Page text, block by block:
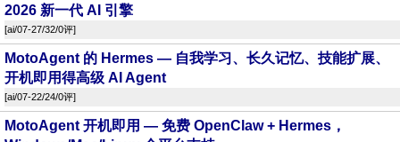
2026 新一代 AI 引擎
[ai/07-27/32/0评]
MotoAgent 的 Hermes — 自我学习、长久记忆、技能扩展、
开机即用得高级 AI Agent
[ai/07-22/24/0评]
MotoAgent 开机即用 — 免费 OpenClaw + Hermes，